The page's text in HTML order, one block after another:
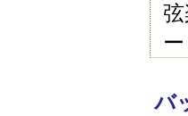
バ